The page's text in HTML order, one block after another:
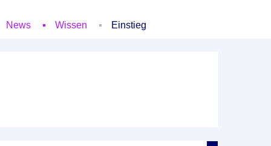
News Wissen Einstieg